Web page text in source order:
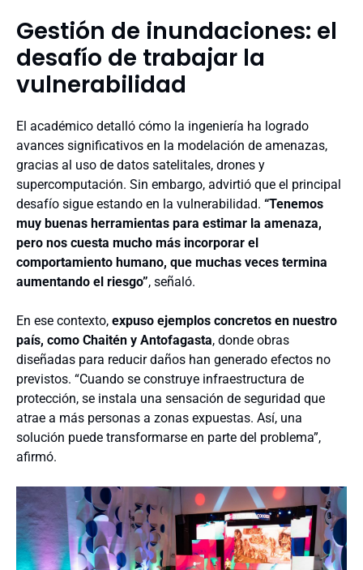
Gestión de inundaciones: el
desafío de trabajar la
vulnerabilidad
El académico detalló cómo la ingeniería ha logrado
avances significativos en la modelación de amenazas,
gracias al uso de datos satelitales, drones y
supercomputación. Sin embargo, advirtió que el principal
desafío sigue estando en la vulnerabilidad. “Tenemos
muy buenas herramientas para estimar la amenaza,
pero nos cuesta mucho más incorporar el
comportamiento humano, que muchas veces termina
aumentando el riesgo”, señaló.
En ese contexto, expuso ejemplos concretos en nuestro
país, como Chaitén y Antofagasta, donde obras
diseñadas para reducir daños han generado efectos no
previstos. “Cuando se construye infraestructura de
protección, se instala una sensación de seguridad que
atrae a más personas a zonas expuestas. Así, una
solución puede transformarse en parte del problema”,
afirmó.